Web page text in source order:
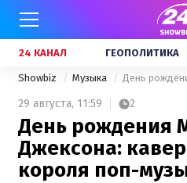
24 КАНАЛ ГЕОПОЛИТИКА
Showbiz Музыка
29 августа, 11:59 2
День рождения
Джексона:
короля поп-